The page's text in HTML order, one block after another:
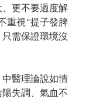
更不要過度解
重視”提子發脾
需保證環境沒
醫理論說如情
失調、氣血不